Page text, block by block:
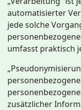
automatisierter
jede solche
umfasst praktisch
zusätzlicher